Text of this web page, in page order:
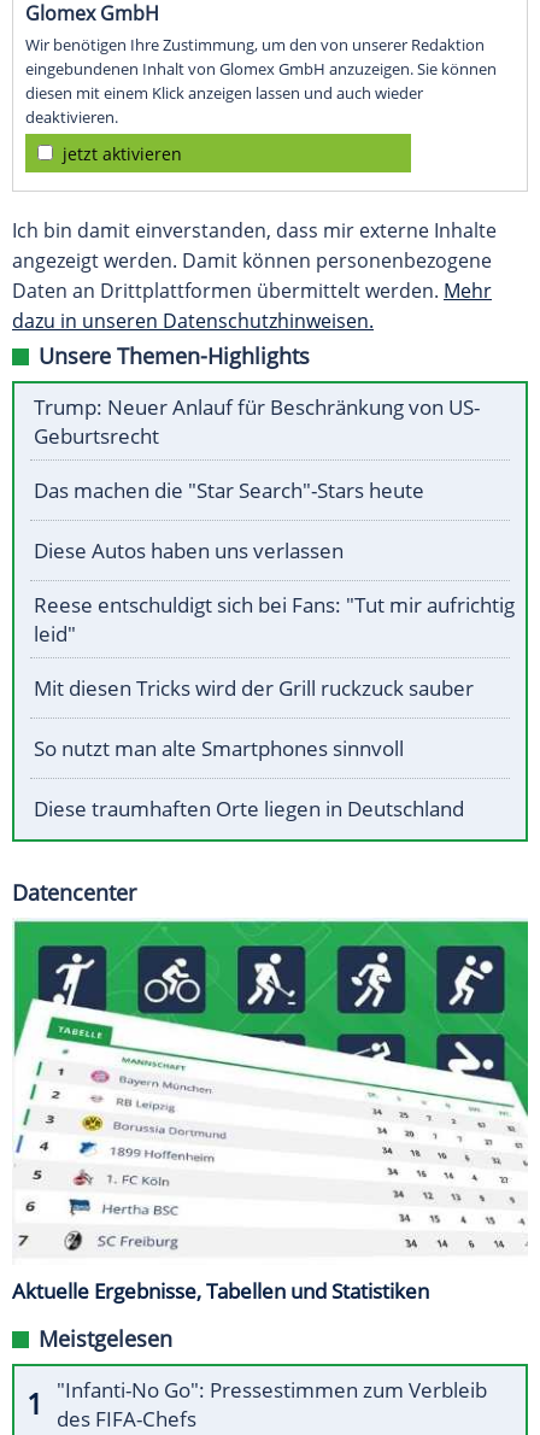
Glomex GmbH
Wir benötigen Ihre Zustimmung, um den von unserer Redaktion
eingebundenen Inhalt von Glomex GmbH anzuzeigen. Sie können
diesen mit einem Klick anzeigen lassen und auch wieder
deaktivieren.
jetzt aktivieren
Ich bin damit einverstanden, dass mir externe Inhalte
angezeigt werden. Damit können personenbezogene
Daten an Drittplattformen übermittelt werden. Mehr
dazu in unseren Datenschutzhinweisen.
Unsere Themen-Highlights
Trump: Neuer Anlauf für Beschränkung von US-
Geburtsrecht
Das machen die "Star Search"-Stars heute
Diese Autos haben uns verlassen
Reese entschuldigt sich bei Fans: "Tut mir aufrichtig
leid"
Mit diesen Tricks wird der Grill ruckzuck sauber
So nutzt man alte Smartphones sinnvoll
Diese traumhaften Orte liegen in Deutschland
Datencenter
Aktuelle Ergebnisse, Tabellen und Statistiken
Meistgelesen
"Infanti-No Go": Pressestimmen zum Verbleib
des FIFA-Chefs